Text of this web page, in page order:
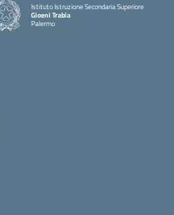
Istituto Istruzione Secondaria Superiore
Gioeni Trabia
Palermo